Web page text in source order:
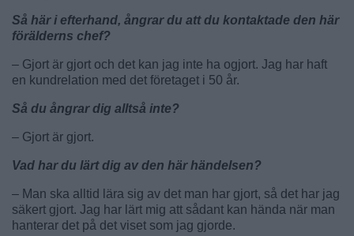
Så här i efterhand, ångrar du att du kontaktade den här
förälderns chef?
– Gjort är gjort och det kan jag inte ha ogjort. Jag har haft
en kundrelation med det företaget i 50 år.
Så du ångrar dig alltså inte?
– Gjort är gjort.
Vad har du lärt dig av den här händelsen?
– Man ska alltid lära sig av det man har gjort, så det har jag
säkert gjort. Jag har lärt mig att sådant kan hända när man
hanterar det på det viset som jag gjorde.